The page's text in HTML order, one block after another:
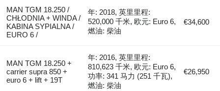
MAN TGM 18.250 /
CHŁODNIA + WINDA /
KABINA SYPIALNA /
EURO 6 /
年: 2018, 英里里程:
520,000 千米, 欧元: Euro 6,
燃油: 柴油
€34,600
MAN TGM 18.250 +
carrier supra 850 +
euro 6 + lift + 19T
年: 2016, 英里里程:
810,623 千米, 欧元: Euro 6,
功率: 341 马力 (251 千瓦),
燃油: 柴油
€26,950